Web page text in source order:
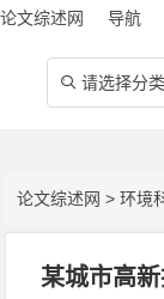
论文综述网 导航
 请选择分类
论文综述网 >环境
某城市高